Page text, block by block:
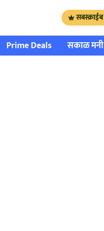
सबस्क्राईब
Prime Deals सकाळ मनी